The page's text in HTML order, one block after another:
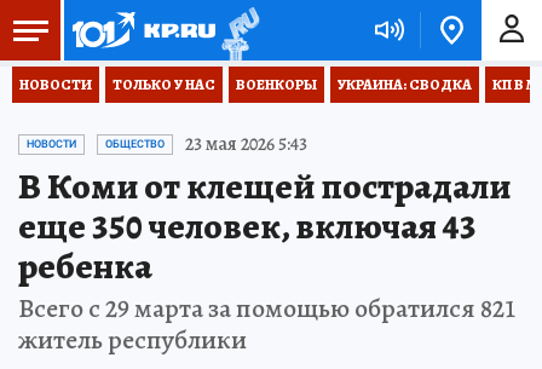
НОВОСТИ ТОЛЬКО У НАС ВОЕНКОРЫ УКРАИНА: СВОДКА КП В
НОВОСТИ ОБЩЕСТВО 23 мая 2026 5:43
В Коми от клещей пострадали
еще 350 человек, включая 43
ребенка
Всего с 29 марта за помощью обратился 821
житель республики